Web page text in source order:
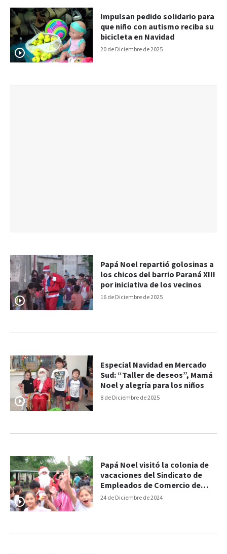
20 de Diciembre de 2025
Impulsan pedido solidario para
que niño con autismo reciba su
bicicleta en Navidad
16 de Diciembre de 2025
Papá Noel repartió golosinas a
los chicos del barrio Paraná XIII
por iniciativa de los vecinos
8 de Diciembre de 2025
Especial Navidad en Mercado
Sud: “Taller de deseos”, Mamá
Noel y alegría para los niños
24 de Diciembre de 2024
Papá Noel visitó la colonia de
vacaciones del Sindicato de
Empleados de Comercio de
Paraná